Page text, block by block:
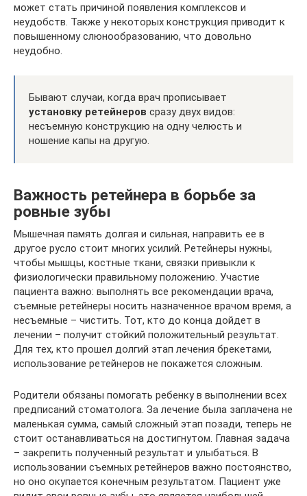
может стать причиной появления комплексов и
неудобств. Также у некоторых конструкция приводит к
повышенному слюнообразованию, что довольно
неудобно.
Бывают случаи, когда врач прописывает
установку ретейнеров сразу двух видов:
несъемную конструкцию на одну челюсть и
ношение капы на другую.
Важность ретейнера в борьбе за
ровные зубы
Мышечная память долгая и сильная, направить ее в
другое русло стоит многих усилий. Ретейнеры нужны,
чтобы мышцы, костные ткани, связки привыкли к
физиологически правильному положению. Участие
пациента важно: выполнять все рекомендации врача,
съемные ретейнеры носить назначенное врачом время, а
несъемные – чистить. Тот, кто до конца дойдет в
лечении – получит стойкий положительный результат.
Для тех, кто прошел долгий этап лечения брекетами,
использование ретейнеров не покажется сложным.
Родители обязаны помогать ребенку в выполнении всех
предписаний стоматолога. За лечение была заплачена не
маленькая сумма, самый сложный этап позади, теперь не
стоит останавливаться на достигнутом. Главная задача
– закрепить полученный результат и улыбаться. В
использовании съемных ретейнеров важно постоянство,
но оно окупается конечным результатом. Пациент уже